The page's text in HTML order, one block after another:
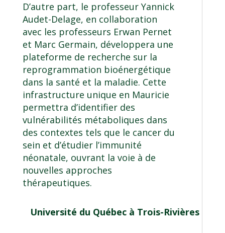
D’autre part, le professeur Yannick
Audet-Delage, en collaboration
avec les professeurs Erwan Pernet
et Marc Germain, développera une
plateforme de recherche sur la
reprogrammation bioénergétique
dans la santé et la maladie. Cette
infrastructure unique en Mauricie
permettra d’identifier des
vulnérabilités métaboliques dans
des contextes tels que le cancer du
sein et d’étudier l’immunité
néonatale, ouvrant la voie à de
nouvelles approches
thérapeutiques.
Université du Québec à Trois-Rivières